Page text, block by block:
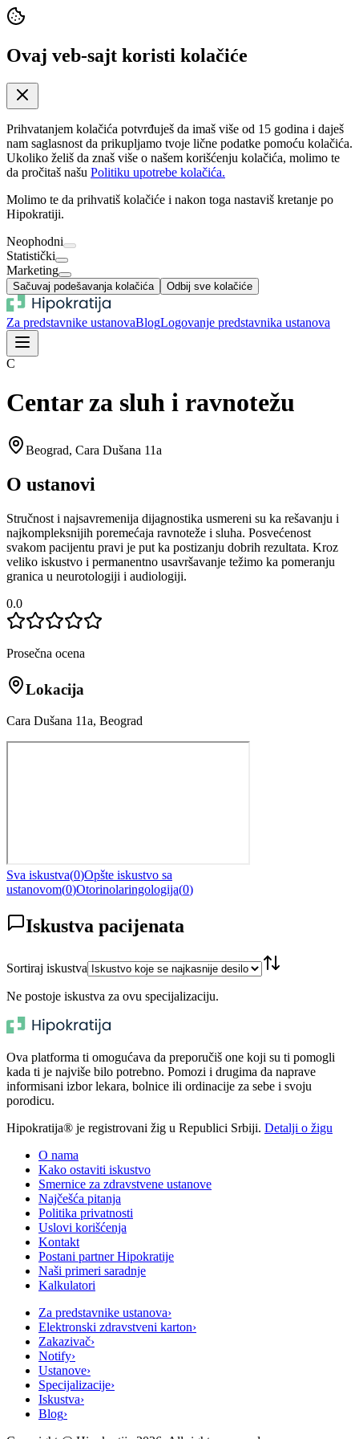
Ovaj veb-sajt koristi kolačiće
Prihvatanjem kolačića potvrđuješ da imaš više od 15 godina i daješ
nam saglasnost da prikupljamo tvoje lične podatke pomoću kolačića.
Ukoliko želiš da znaš više o našem korišćenju kolačića, molimo te
da pročitaš našu Politiku upotrebe kolačića.
Molimo te da prihvatiš kolačiće i nakon toga nastaviš kretanje po
Hipokratiji.
Neophodni
Statistički
Marketing
Sačuvaj podešavanja kolačića Odbij sve kolačiće
Za predstavnike ustanovaBlogLogovanje predstavnika ustanova
C
Centar za sluh i ravnotežu
Beograd, Cara Dušana 11a
O ustanovi
Stručnost i najsavremenija dijagnostika usmereni su ka rešavanju i
najkompleksnijih poremećaja ravnoteže i sluha. Posvećenost
svakom pacijentu pravi je put ka postizanju dobrih rezultata. Kroz
veliko iskustvo i permanentno usavršavanje težimo ka pomeranju
granica u neurotologiji i audiologiji.
0.0
Prosečna ocena
Lokacija
Cara Dušana 11a, Beograd
Sva iskustva(0)Opšte iskustvo sa
ustanovom(0)Otorinolaringologija(0)
Iskustva pacijenata
Sortiraj iskustva
Ne postoje iskustva za ovu specijalizaciju.
Ova platforma ti omogućava da preporučiš one koji su ti pomogli
kada ti je najviše bilo potrebno. Pomozi i drugima da naprave
informisani izbor lekara, bolnice ili ordinacije za sebe i svoju
porodicu.
Hipokratija® je registrovani žig u Republici Srbiji. Detalji o žigu
O nama
Kako ostaviti iskustvo
Smernice za zdravstvene ustanove
Najčešća pitanja
Politika privatnosti
Uslovi korišćenja
Kontakt
Postani partner Hipokratije
Naši primeri saradnje
Kalkulatori
Za predstavnike ustanova›
Elektronski zdravstveni karton›
Zakazivač›
Notify›
Ustanove›
Specijalizacije›
Iskustva›
Blog›